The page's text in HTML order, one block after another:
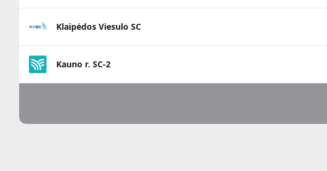
Klaipėdos Viesulo SC
Kauno r. SC-2